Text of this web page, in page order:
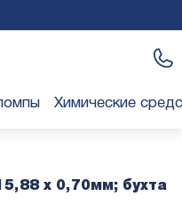
Химические
x 0,70мм; бухта